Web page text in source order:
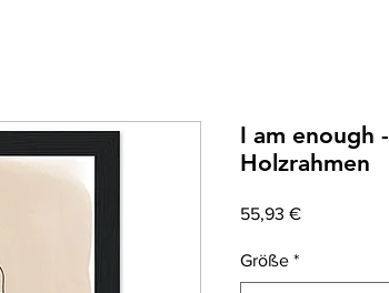
I am enough
Holzrahmen
55,93 €Preis
Größe *